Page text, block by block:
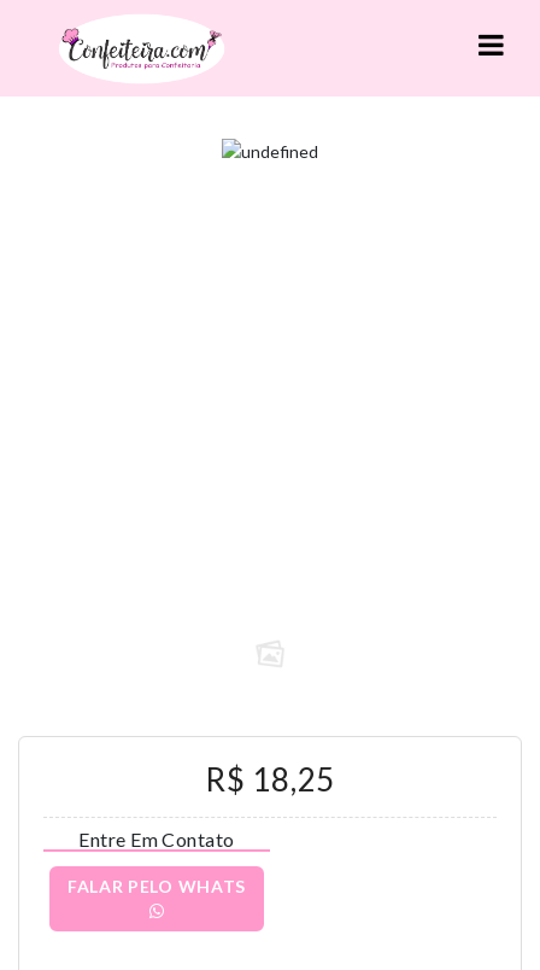
R$ 18,25
Entre Em Contato
FALAR PELO WHATS